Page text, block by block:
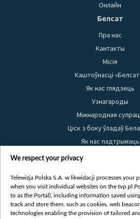
Онлайн
Белсат
Пра нас
Кантакты
Місія
Каштоўнасці
Як нас глядзець
Узнагароды
Міжнародная
Ціск з боку ўладаў
Як нас падтрымаць
Правілы выкарыстання
Бяспека
Youtube
Белсат news
We respect your privacy
Telewizja Polska S.A. w likwidacji processes your
when you visit individual websites on the tvp.pl
to as the Portal), including information saved
track and store them, such as cookies, web
technologies enabling the provision of tailored and